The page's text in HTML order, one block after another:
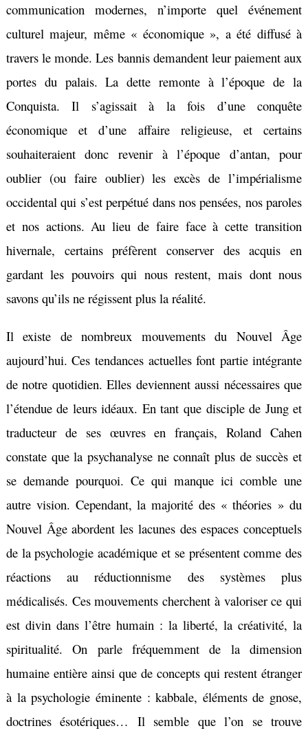
communication modernes, n’importe quel événement
culturel majeur, même « économique », a été diffusé à
travers le monde. Les bannis demandent leur paiement aux
portes du palais. La dette remonte à l’époque de la
Conquista. Il s’agissait à la fois d’une conquête
économique et d’une affaire religieuse, et certains
souhaiteraient donc revenir à l’époque d’antan, pour
oublier (ou faire oublier) les excès de l’impérialisme
occidental qui s’est perpétué dans nos pensées, nos paroles
et nos actions. Au lieu de faire face à cette transition
hivernale, certains préfèrent conserver des acquis en
gardant les pouvoirs qui nous restent, mais dont nous
savons qu’ils ne régissent plus la réalité.
Il existe de nombreux mouvements du Nouvel Âge
aujourd’hui. Ces tendances actuelles font partie intégrante
de notre quotidien. Elles deviennent aussi nécessaires que
l’étendue de leurs idéaux. En tant que disciple de Jung et
traducteur de ses œuvres en français, Roland Cahen
constate que la psychanalyse ne connaît plus de succès et
se demande pourquoi. Ce qui manque ici comble une
autre vision. Cependant, la majorité des « théories » du
Nouvel Âge abordent les lacunes des espaces conceptuels
de la psychologie académique et se présentent comme des
réactions au réductionnisme des systèmes plus
médicalisés. Ces mouvements cherchent à valoriser ce qui
est divin dans l’être humain : la liberté, la créativité, la
spiritualité. On parle fréquemment de la dimension
humaine entière ainsi que de concepts qui restent étranger
à la psychologie éminente : kabbale, éléments de gnose,
doctrines ésotériques… Il semble que l’on se trouve